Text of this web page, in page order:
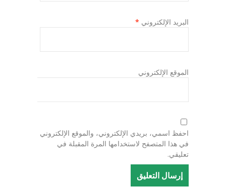
البريد الإلكتروني *
الموقع الإلكتروني
احفظ اسمي، بريدي الإلكتروني، والموقع الإلكتروني
في هذا المتصفح لاستخدامها المرة المقبلة في
تعليقي.